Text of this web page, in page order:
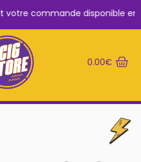
votre commande disponible en
0.00€